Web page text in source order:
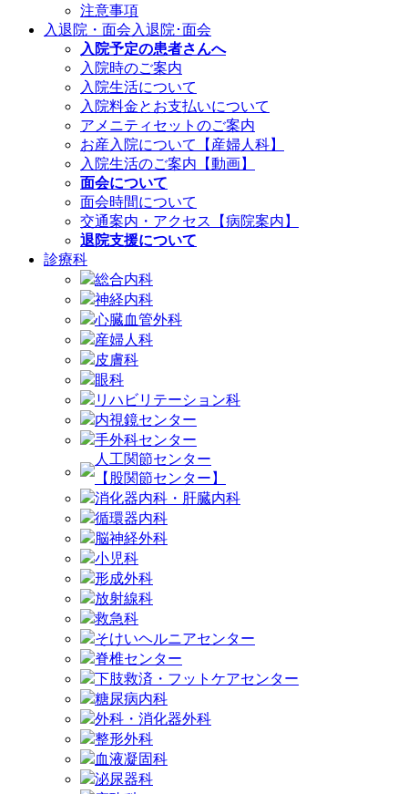
注意事項
入退院・面会 入退院･面会
入院予定の患者さんへ
入院時のご案内
入院生活について
入院料金とお支払いについて
アメニティセットのご案内
お産入院について【産婦人科】
入院生活のご案内【動画】
面会について
面会時間について
交通案内・アクセス【病院案内】
退院支援について
診療科
総合内科
神経内科
心臓血管外科
産婦人科
皮膚科
眼科
リハビリテーション科
内視鏡センター
手外科センター
人工関節センター
【股関節センター】
消化器内科・肝臓内科
循環器内科
脳神経外科
小児科
形成外科
放射線科
救急科
そけいヘルニアセンター
脊椎センター
下肢救済・フットケアセンター
糖尿病内科
外科・消化器外科
整形外科
血液凝固科
泌尿器科